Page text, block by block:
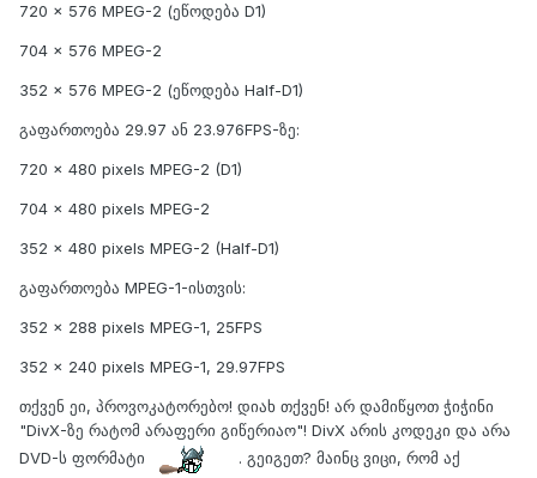
720 × 576 MPEG-2 (ეწოდება D1)
704 × 576 MPEG-2
352 × 576 MPEG-2 (ეწოდება Half-D1)
გაფართოება 29.97 ან 23.976FPS-ზე:
720 × 480 pixels MPEG-2 (D1)
704 × 480 pixels MPEG-2
352 × 480 pixels MPEG-2 (Half-D1)
გაფართოება MPEG-1-ისთვის:
352 × 288 pixels MPEG-1, 25FPS
352 × 240 pixels MPEG-1, 29.97FPS
თქვენ ეი, პროვოკატორებო! დიახ თქვენ! არ დამიწყოთ ჭიჭინი
"DivX-ზე რატომ არაფერი გიწერიაო"! DivX არის კოდეკი და არა
DVD-ს ფორმატი
. გეიგეთ? მაინც ვიცი, რომ აქ